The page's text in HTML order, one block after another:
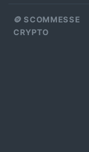
🪙 SCOMMESSE
CRYPTO